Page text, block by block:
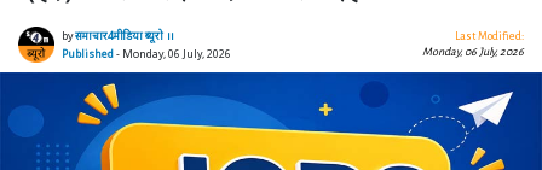
byसमाचार4मीडिया ब्यूरो ।।
Published- Monday, 06 July, 2026
Last Modified:
Monday, 06 July, 2026